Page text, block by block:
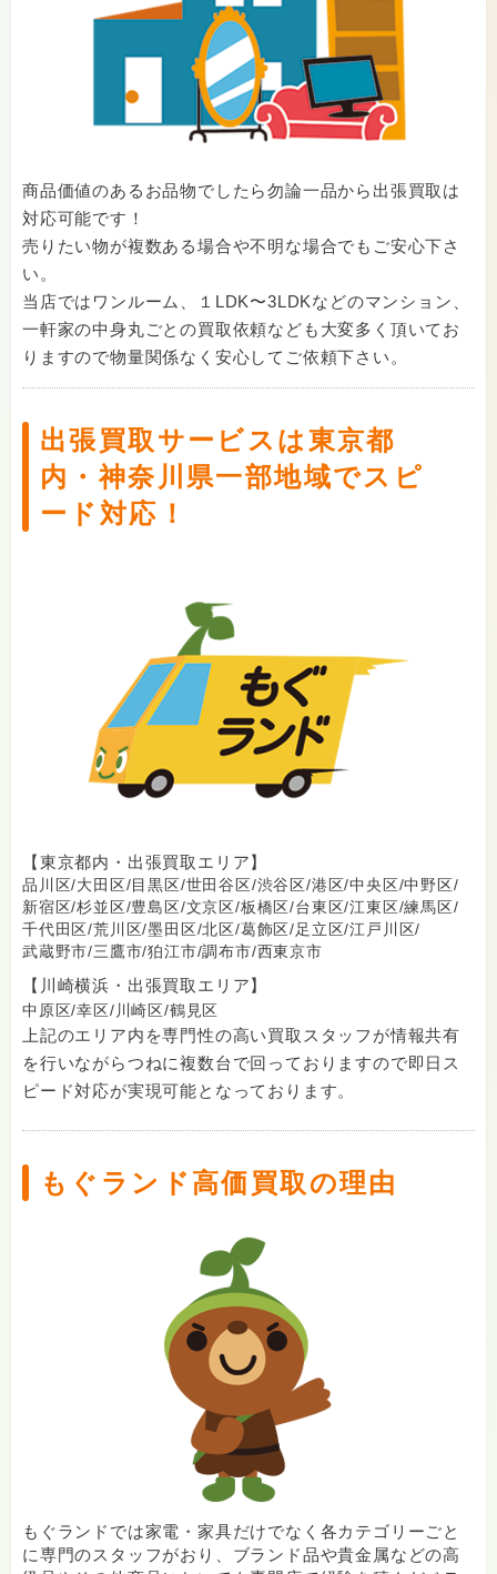
商品価値のあるお品物でしたら勿論一品から出張買取は
対応可能です！
売りたい物が複数ある場合や不明な場合でもご安心下さ
い。
当店ではワンルーム、１LDK〜3LDKなどのマンション、
一軒家の中身丸ごとの買取依頼なども大変多く頂いてお
りますので物量関係なく安心してご依頼下さい。
出張買取サービスは東京都
内・神奈川県一部地域でスピ
ード対応！
【東京都内・出張買取エリア】
品川区/大田区/目黒区/世田谷区/渋谷区/港区/中央区/中野区/
新宿区/杉並区/豊島区/文京区/板橋区/台東区/江東区/練馬区/
千代田区/荒川区/墨田区/北区/葛飾区/足立区/江戸川区/
武蔵野市/三鷹市/狛江市/調布市/西東京市
【川崎横浜・出張買取エリア】
中原区/幸区/川崎区/鶴見区
上記のエリア内を専門性の高い買取スタッフが情報共有
を行いながらつねに複数台で回っておりますので即日ス
ピード対応が実現可能となっております。
もぐランド高価買取の理由
もぐランドでは家電・家具だけでなく各カテゴリーごと
に専門のスタッフがおり、ブランド品や貴金属などの高